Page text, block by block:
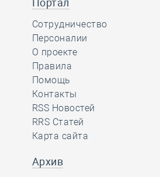
Портал
Сотрудничество
Персоналии
О проекте
Правила
Помощь
Контакты
RSS Новостей
RRS Статей
Карта сайта
Архив